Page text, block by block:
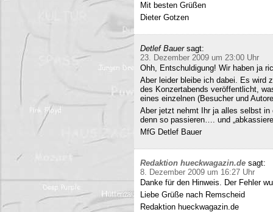
Mit besten Grüßen
Dieter Gotzen
Detlef Bauer sagt:
23. Dezember 2009 um 23:00 Uhr
Ohh, Entschuldigung! Wir haben ja
Aber leider bleibe ich dabei. Es wird
des Konzertabends veröffentlicht,
eines einzelnen (Besucher und
Aber jetzt nehmt Ihr ja alles selbst
denn so passieren…. und
MfG Detlef Bauer
Redaktion hueckwagazin.de sagt:
8. Dezember 2009 um 16:27 Uhr
Danke für den Hinweis. Der Fehler
Liebe Grüße nach Remscheid
Redaktion hueckwagazin.de